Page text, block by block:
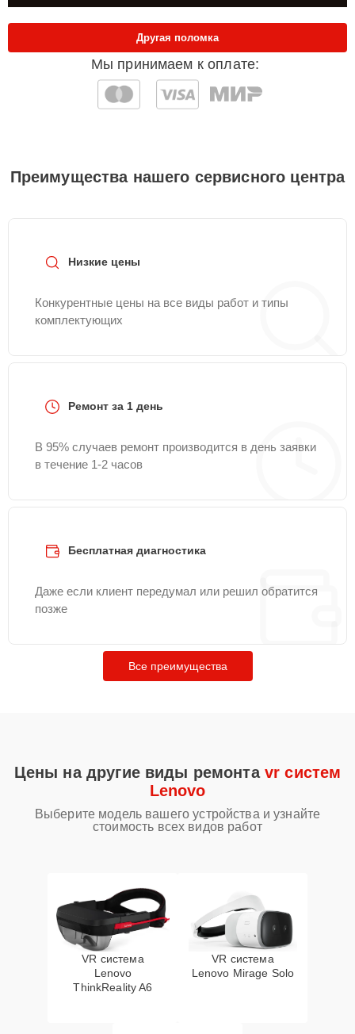
Мы принимаем к оплате:
Другая поломка
Преимущества нашего сервисного центра
Низкие цены
Конкурентные цены на все виды работ и типы
комплектующих
Ремонт за 1 день
В 95% случаев ремонт производится в день заявки
в течение 1-2 часов
Бесплатная диагностика
Даже если клиент передумал или решил обратится
позже
Все преимущества
Цены на другие виды ремонта vr систем
Lenovo
Выберите модель вашего устройства и узнайте
стоимость всех видов работ
VR система
Lenovo
ThinkReality A6
VR система
Lenovo Mirage Solo